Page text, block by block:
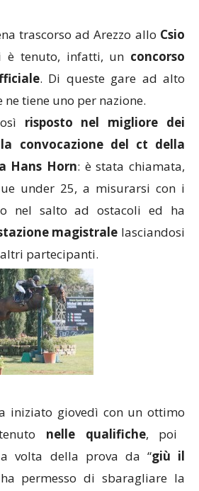
trascorso ad Arezzo allo Csio
è tenuto, infatti, un concorso
. Di queste gare ad alto
ne tiene uno per nazione.
risposto nel migliore dei
convocazione del ct della
Hans Horn: è stata chiamata,
under 25, a misurarsi con i
nel salto ad ostacoli ed ha
magistrale lasciandosi
partecipanti.
iniziato giovedì con un ottimo
nelle qualifiche, poi
volta della prova da “giù il
permesso di sbaragliare la